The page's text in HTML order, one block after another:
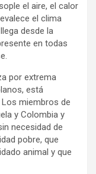
el aire, el calor
el clima
desde la
en todas
por extrema
está
Los miembros de
y Colombia y
necesidad de
pobre, que
animal y que